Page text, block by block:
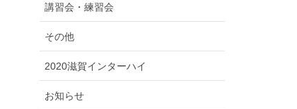
講習会・練習会
その他
2020滋賀インターハイ
お知らせ